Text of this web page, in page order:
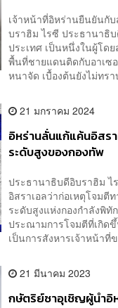
เจ้าหน้าที่อิหร่านยืนยันกั
บราฮิม ไรซี ประธานาธิ
ประเทศ เป็นหนึ่งในผู้โด
พื้นที่ชายแดนติดกับอาเซ
หนาจัด เบื้องต้นยังไม่ทร
21 มกราคม 2024
อิหร่านลั่นแก้แค้นอิสรา
ระดับสูงของกองทัพ
ประธานาธิบดีอิบราฮิม ไ
อิสราเอลว่าก่อเหตุโจมตี
ระดับสูงแห่งกองกำลังพิ
ประณามการโจมตีที่เกิด
เป็นการสังหารเจ้าหน้าที่
21 มีนาคม 2023
กษัตริย์ซาอุเชิญผู้นำอิ